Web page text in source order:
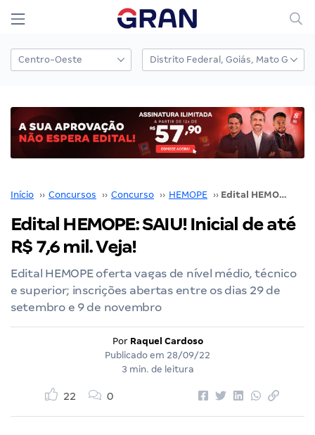
Início ›› Concursos ›› Concurso ›› HEMOPE ›› Edital HEMOPE: SAIU! Inicial de até R$ 7,6 mil. Veja!
Edital HEMOPE: SAIU! Inicial de até
R$ 7,6 mil. Veja!
Edital HEMOPE oferta vagas de nível médio, técnico
e superior; inscrições abertas entre os dias 29 de
setembro e 9 de novembro
Por Raquel Cardoso
Publicado em 28/09/22
3 min. de leitura
22 0